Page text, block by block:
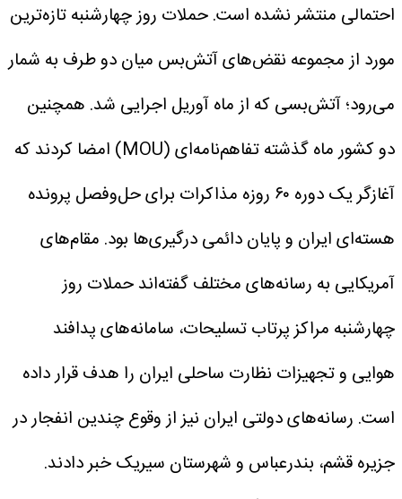
احتمالی منتشر نشده است.حملات روز چهارشنبه تازه‌ترین
مورد از مجموعه نقض‌های آتش‌بس میان دو طرف به شمار
می‌رود؛ آتش‌بسی که از ماه آوریل اجرایی شد. همچنین
دو کشور ماه گذشته تفاهم‌نامه‌ای (MOU) امضا کردند که
آغازگر یک دوره ۶۰ روزه مذاکرات برای حل‌وفصل پرونده
هسته‌ای ایران و پایان دائمی درگیری‌ها بود. مقام‌های
آمریکایی به رسانه‌های مختلف گفته‌اند حملات روز
چهارشنبه مراکز پرتاب تسلیحات، سامانه‌های پدافند
هوایی و تجهیزات نظارت ساحلی ایران را هدف قرار داده
است. رسانه‌های دولتی ایران نیز از وقوع چندین انفجار در
جزیره قشم، بندرعباس و شهرستان سیریک خبر دادند.